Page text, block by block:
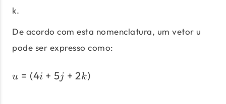
k.
De acordo com esta nomenclatura, um vetor u
pode ser expresso como:
u = (4i + 5j + 2k)